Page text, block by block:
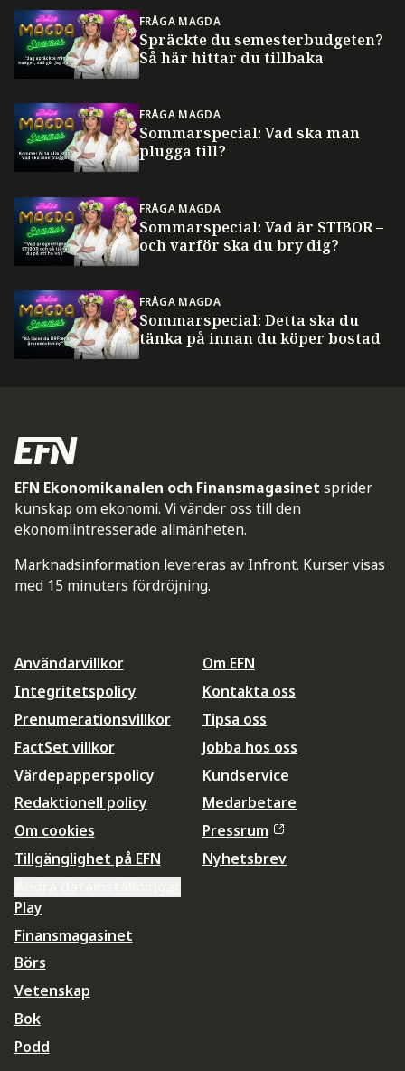
FRÅGA MAGDA
Spräckte du semesterbudgeten?
Så här hittar du tillbaka
FRÅGA MAGDA
Sommarspecial: Vad ska man
plugga till?
FRÅGA MAGDA
Sommarspecial: Vad är STIBOR –
och varför ska du bry dig?
FRÅGA MAGDA
Sommarspecial: Detta ska du
tänka på innan du köper bostad
EFN Ekonomikanalen och Finansmagasinet sprider
kunskap om ekonomi. Vi vänder oss till den
ekonomiintresserade allmänheten.
Marknadsinformation levereras av Infront. Kurser visas
med 15 minuters fördröjning.
Användarvillkor
Integritetspolicy
Prenumerationsvillkor
FactSet villkor
Värdepapperspolicy
Redaktionell policy
Om cookies
Tillgänglighet på EFN
Om EFN
Kontakta oss
Tipsa oss
Jobba hos oss
Kundservice
Medarbetare
Pressrum
Nyhetsbrev
Play
Finansmagasinet
Börs
Vetenskap
Bok
Podd